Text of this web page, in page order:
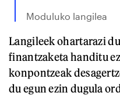
Moduluko langilea
Langileek ohartarazi
finantzaketa handitu
konpontzeak
du egun ezin dugula